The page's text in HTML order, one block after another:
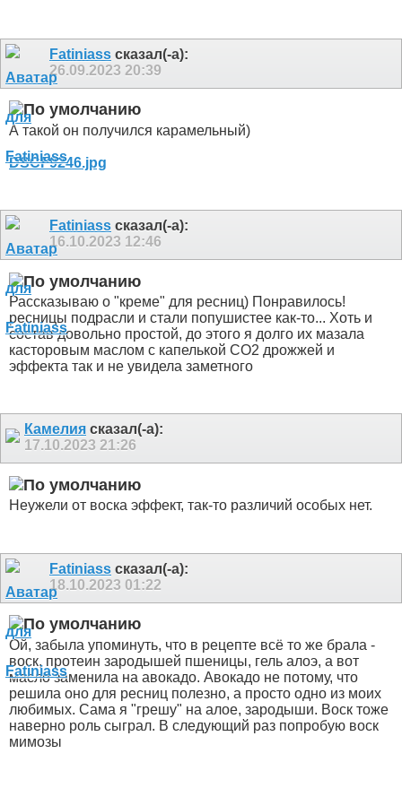
Fatiniass сказал(-а):
26.09.2023 20:39
А такой он получился карамельный)
DSCF9246.jpg
Fatiniass сказал(-а):
16.10.2023 12:46
Рассказываю о "креме" для ресниц) Понравилось!
ресницы подрасли и стали попушистее как-то... Хоть и
состав довольно простой, до этого я долго их мазала
касторовым маслом с капелькой СО2 дрожжей и
эффекта так и не увидела заметного
Камелия сказал(-а):
17.10.2023 21:26
Неужели от воска эффект, так-то различий особых нет.
Fatiniass сказал(-а):
18.10.2023 01:22
Ой, забыла упоминуть, что в рецепте всё то же брала -
воск, протеин зародышей пшеницы, гель алоэ, а вот
масло заменила на авокадо. Авокадо не потому, что
решила оно для ресниц полезно, а просто одно из моих
любимых. Сама я "грешу" на алое, зародыши. Воск тоже
наверно роль сыграл. В следующий раз попробую воск
мимозы